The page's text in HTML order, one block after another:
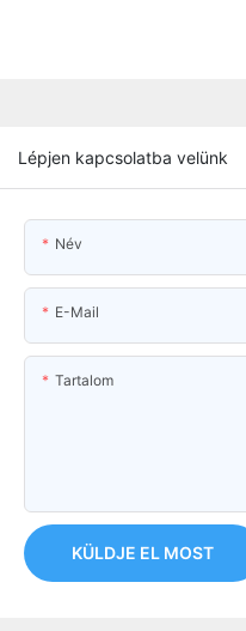
Lépjen kapcsolatba velünk
Név
E-Mail
Tartalom
KÜLDJE EL MOST